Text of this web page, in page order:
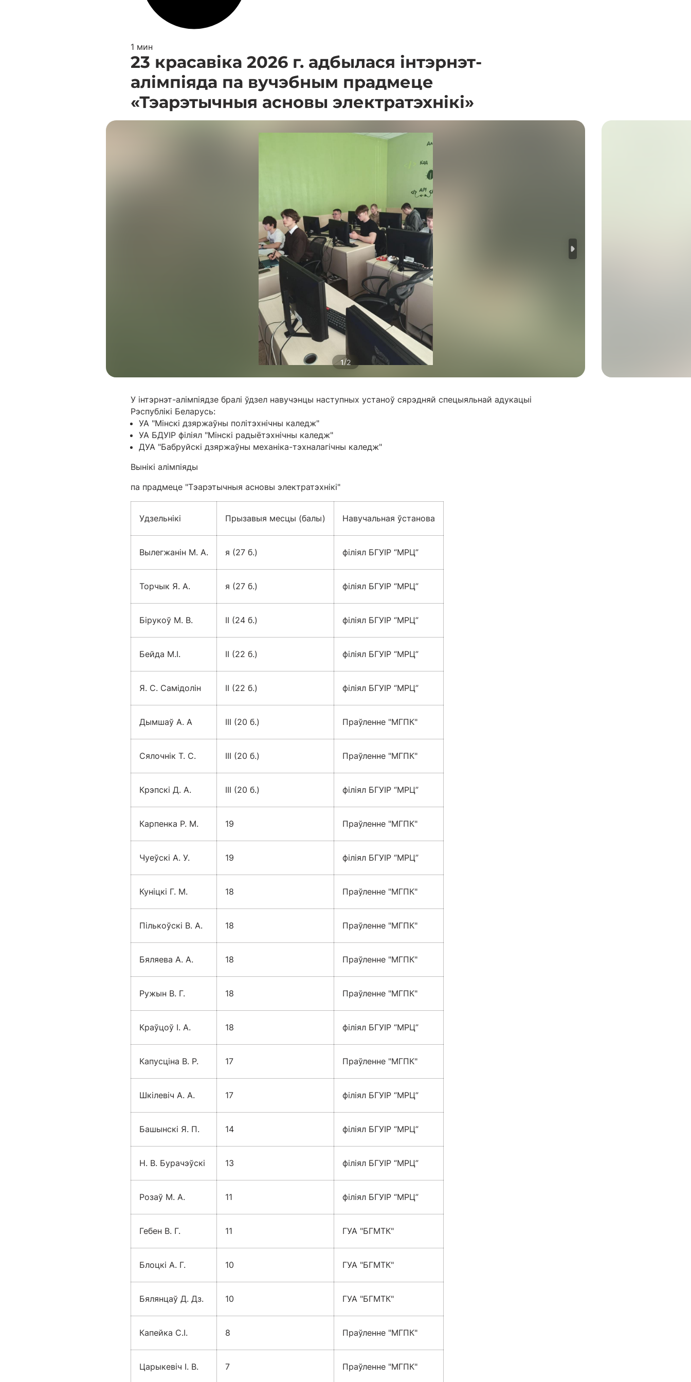
1 мин
23 красавіка 2026 г. адбылася інтэрнэт-
алімпіяда па вучэбным прадмеце
«Тэарэтычныя асновы электратэхнікі»
1/2
У інтэрнэт-алімпіядзе бралі ўдзел навучэнцы наступных устаноў сярэдняй спецыяльнай адукацыі
Рэспублікі Беларусь:
УА "Мінскі дзяржаўны політэхнічны каледж"
УА БДУІР філіял "Мінскі радыётэхнічны каледж"
ДУА "Бабруйскі дзяржаўны механіка-тэхналагічны каледж"
Вынікі алімпіяды
па прадмеце "Тэарэтычныя асновы электратэхнікі"
Удзельнікі Прызавыя месцы (балы) Навучальная ўстанова
Вылегжанін М. А. я (27 б.) філіял БГУІР “МРЦ”
Торчык Я. А. я (27 б.) філіял БГУІР “МРЦ”
Бірукоў М. В. II (24 б.) філіял БГУІР “МРЦ”
Бейда М.І. II (22 б.) філіял БГУІР “МРЦ”
Я. С. Самідолін II (22 б.) філіял БГУІР “МРЦ”
Дымшаў А. А III (20 б.) Праўленне "МГПК"
Сялочнік Т. С. III (20 б.) Праўленне "МГПК"
Крэпскі Д. А. III (20 б.) філіял БГУІР “МРЦ”
Карпенка Р. М. 19 Праўленне "МГПК"
Чуеўскі А. У. 19 філіял БГУІР “МРЦ”
Куніцкі Г. М. 18 Праўленне "МГПК"
Пількоўскі В. А. 18 Праўленне "МГПК"
Бяляева А. А. 18 Праўленне "МГПК"
Ружын В. Г. 18 Праўленне "МГПК"
Краўцоў І. А. 18 філіял БГУІР “МРЦ”
Капусціна В. Р. 17 Праўленне "МГПК"
Шкілевіч А. А. 17 філіял БГУІР “МРЦ”
Башынскі Я. П. 14 філіял БГУІР “МРЦ”
Н. В. Бурачэўскі 13 філіял БГУІР “МРЦ”
Розаў М. А. 11 філіял БГУІР “МРЦ”
Гебен В. Г. 11 ГУА "БГМТК"
Блоцкі А. Г. 10 ГУА "БГМТК"
Бялянцаў Д. Дз. 10 ГУА "БГМТК"
Капейка С.І. 8 Праўленне "МГПК"
Царыкевіч І. В. 7 Праўленне "МГПК"